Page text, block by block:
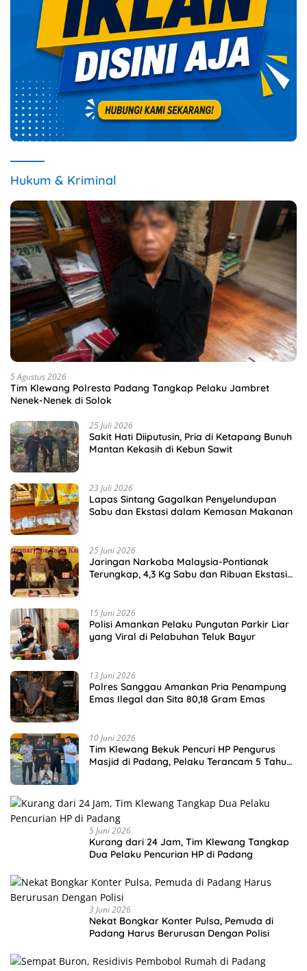
Hukum & Kriminal
5 Agustus 2026
Tim Klewang Polresta Padang Tangkap Pelaku Jambret
Nenek-Nenek di Solok
25 Juli 2026
Sakit Hati Diiputusin, Pria di Ketapang Bunuh
Mantan Kekasih di Kebun Sawit
23 Juli 2026
Lapas Sintang Gagalkan Penyelundupan
Sabu dan Ekstasi dalam Kemasan Makanan
25 Juni 2026
Jaringan Narkoba Malaysia-Pontianak
Terungkap, 4,3 Kg Sabu dan Ribuan Ekstasi
15 Juni 2026
Polisi Amankan Pelaku Pungutan Parkir Liar
yang Viral di Pelabuhan Teluk Bayur
13 Juni 2026
Polres Sanggau Amankan Pria Penampung
Emas Ilegal dan Sita 80,18 Gram Emas
10 Juni 2026
Tim Klewang Bekuk Pencuri HP Pengurus
Masjid di Padang, Pelaku Terancam 5 Tahun
5 Juni 2026
Kurang dari 24 Jam, Tim Klewang Tangkap
Dua Pelaku Pencurian HP di Padang
3 Juni 2026
Nekat Bongkar Konter Pulsa, Pemuda di
Padang Harus Berurusan Dengan Polisi